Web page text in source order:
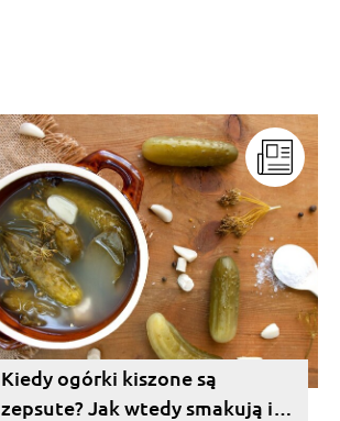
Kiedy ogórki kiszone są
zepsute? Jak wtedy smakują i